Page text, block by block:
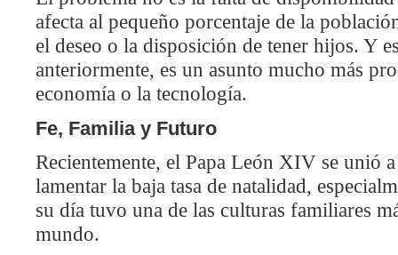
afecta al pequeño porcentaje de la
el deseo o la disposición de tener hijos. Y
anteriormente, es un asunto mucho más
economía o la tecnología.
Fe, Familia y Futuro
Recientemente, el Papa León XIV se unió a
lamentar la baja tasa de natalidad,
su día tuvo una de las culturas familiares
mundo.